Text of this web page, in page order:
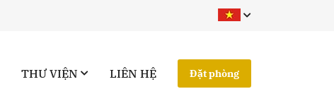
Đặt phòng
THƯ VIỆN LIÊN HỆ